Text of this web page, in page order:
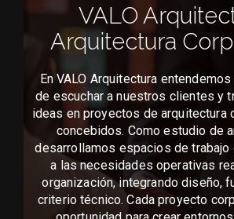
VALO
Arquitectura
En VALO Arquitectura entendemos
de escuchar a nuestros clientes y
ideas en proyectos de arquitectura
concebidos. Como estudio de
desarrollamos espacios de trabajo
a las necesidades operativas
organización, integrando diseño,